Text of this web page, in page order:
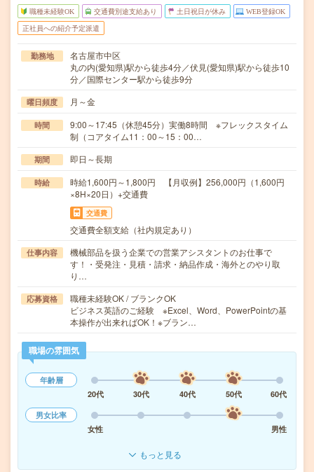
職種未経験OK 交通費別途支給あり 土日祝日が休み WEB登録OK
正社員への紹介予定派遣
勤務地
名古屋市中区
丸の内(愛知県)駅から徒歩4分／伏見(愛知県)駅から徒歩10
分／国際センター駅から徒歩9分
曜日頻度 月～金
時間
9:00～17:45（休憩45分）実働8時間 ※フレックスタイム
制（コアタイム11：00～15：00…
期間 即日～長期
時給
時給1,600円～1,800円 【月収例】256,000円（1,600円
×8H×20日）+交通費
交通費
交通費全額支給（社内規定あり）
仕事内容
機械部品を扱う企業での営業アシスタントのお仕事で
す！・受発注・見積・請求・納品作成・海外とのやり取
り…
応募資格
職種未経験OK / ブランクOK
ビジネス英語のご経験 ※Excel、Word、PowerPointの基
本操作が出来ればOK！※ブラン…
職場の雰囲気
年齢層
20代
30代 40代 50代
60代
男女比率
女性
男性
もっと見る